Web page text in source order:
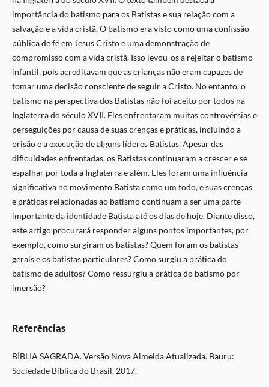
importância do batismo para os Batistas e sua relação com a
salvação e a vida cristã. O batismo era visto como uma confissão
pública de fé em Jesus Cristo e uma demonstração de
compromisso com a vida cristã. Isso levou-os a rejeitar o batismo
infantil, pois acreditavam que as crianças não eram capazes de
tomar uma decisão consciente de seguir a Cristo. No entanto, o
batismo na perspectiva dos Batistas não foi aceito por todos na
Inglaterra do século XVII. Eles enfrentaram muitas controvérsias e
perseguições por causa de suas crenças e práticas, incluindo a
prisão e a execução de alguns líderes Batistas. Apesar das
dificuldades enfrentadas, os Batistas continuaram a crescer e se
espalhar por toda a Inglaterra e além. Eles foram uma influência
significativa no movimento Batista como um todo, e suas crenças
e práticas relacionadas ao batismo continuam a ser uma parte
importante da identidade Batista até os dias de hoje. Diante disso,
este artigo procurará responder alguns pontos importantes, por
exemplo, como surgiram os batistas? Quem foram os batistas
gerais e os batistas particulares? Como surgiu a prática do
batismo de adultos? Como ressurgiu a prática do batismo por
imersão?
Referências
BÍBLIA SAGRADA. Versão Nova Almeida Atualizada. Bauru:
Sociedade Bíblica do Brasil. 2017.